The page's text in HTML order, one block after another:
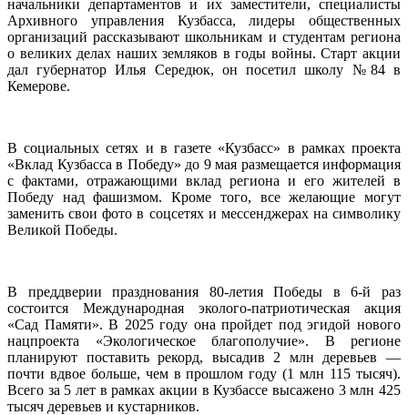
начальники департаментов и их заместители, специалисты
Архивного управления Кузбасса, лидеры общественных
организаций рассказывают школьникам и студентам региона
о великих делах наших земляков в годы войны. Старт акции
дал губернатор Илья Середюк, он посетил школу №84 в
Кемерове.
В социальных сетях и в газете «Кузбасс» в рамках проекта
«Вклад Кузбасса в Победу» до 9 мая размещается информация
с фактами, отражающими вклад региона и его жителей в
Победу над фашизмом. Кроме того, все желающие могут
заменить свои фото в соцсетях и мессенджерах на символику
Великой Победы.
В преддверии празднования 80-летия Победы в 6-й раз
состоится Международная эколого-патриотическая акция
«Сад Памяти». В 2025 году она пройдет под эгидой нового
нацпроекта «Экологическое благополучие». В регионе
планируют поставить рекорд, высадив 2 млн деревьев —
почти вдвое больше, чем в прошлом году (1 млн 115 тысяч).
Всего за 5 лет в рамках акции в Кузбассе высажено 3 млн 425
тысяч деревьев и кустарников.